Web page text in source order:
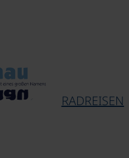
RADREISEN